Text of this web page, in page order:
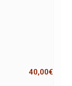
40,00€